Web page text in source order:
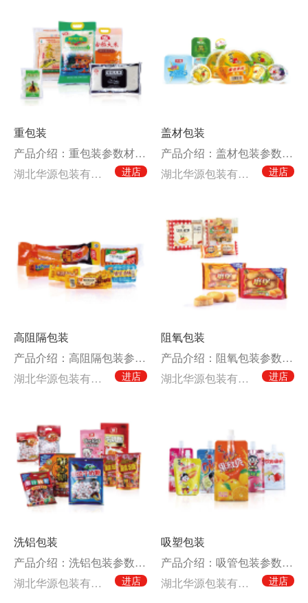
重包装
产品介绍：重包装参数材料结构PA/PE水蒸气透过率10左右氧气透过率50左右特点良好的抽真
湖北华源包装有限公司
进店
盖材包装
产品介绍：盖材包装参数材料结构PA/PE/EVOH/PE/EVA水蒸气透过率10左右氧气透
湖北华源包装有限公司
进店
高阻隔包装
产品介绍：高阻隔包装参数材料结构PA(PET)/PE(PP)/PA/EVOH/PA/PE(
湖北华源包装有限公司
进店
阻氧包装
产品介绍：阻氧包装参数材料结构KOP(KPET，KPA)/CPP（PE）水蒸气透过率2.8
湖北华源包装有限公司
进店
洗铝包装
产品介绍：洗铝包装参数材料结构BOPP/PET/CPP（PE）水蒸气透过率3.8左右氧气透
湖北华源包装有限公司
进店
吸塑包装
产品介绍：吸管包装参数材料结构PET/AL/PA/CPE（RCPP）水蒸气透过率0.1以下
湖北华源包装有限公司
进店